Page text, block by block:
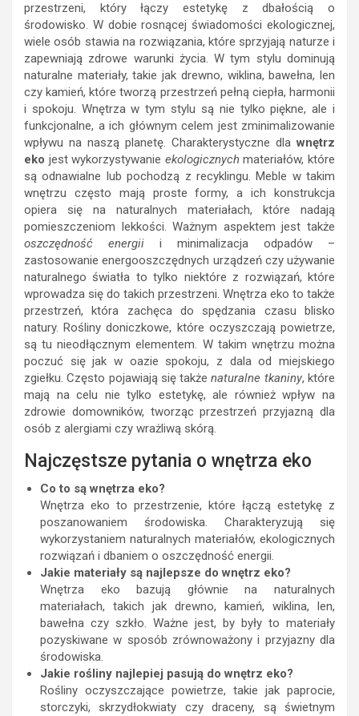
przestrzeni, który łączy estetykę z dbałością o
środowisko. W dobie rosnącej świadomości ekologicznej,
wiele osób stawia na rozwiązania, które sprzyjają naturze i
zapewniają zdrowe warunki życia. W tym stylu dominują
naturalne materiały, takie jak drewno, wiklina, bawełna, len
czy kamień, które tworzą przestrzeń pełną ciepła, harmonii
i spokoju. Wnętrza w tym stylu są nie tylko piękne, ale i
funkcjonalne, a ich głównym celem jest zminimalizowanie
wpływu na naszą planetę. Charakterystyczne dlawnętrz
eko jest wykorzystywanie ekologicznychmateriałów, które
są odnawialne lub pochodzą z recyklingu. Meble w takim
wnętrzu często mają proste formy, a ich konstrukcja
opiera się na naturalnych materiałach, które nadają
pomieszczeniom lekkości. Ważnym aspektem jest także
oszczędność energii i minimalizacja odpadów –
zastosowanie energooszczędnych urządzeń czy używanie
naturalnego światła to tylko niektóre z rozwiązań, które
wprowadza się do takich przestrzeni. Wnętrza eko to także
przestrzeń, która zachęca do spędzania czasu blisko
natury. Rośliny doniczkowe, które oczyszczają powietrze,
są tu nieodłącznym elementem. W takim wnętrzu można
poczuć się jak w oazie spokoju, z dala od miejskiego
zgiełku. Często pojawiają się takżenaturalne tkaniny, które
mają na celu nie tylko estetykę, ale również wpływ na
zdrowie domowników, tworząc przestrzeń przyjazną dla
osób z alergiami czy wrażliwą skórą.
Najczęstsze pytania o wnętrza eko
Co to są wnętrza eko?
Wnętrza eko to przestrzenie, które łączą estetykę z
poszanowaniem środowiska. Charakteryzują się
wykorzystaniem naturalnych materiałów, ekologicznych
rozwiązań i dbaniem o oszczędność energii.
Jakie materiały są najlepsze do wnętrz eko?
Wnętrza eko bazują głównie na naturalnych
materiałach, takich jak drewno, kamień, wiklina, len,
bawełna czy szkło. Ważne jest, by były to materiały
pozyskiwane w sposób zrównoważony i przyjazny dla
środowiska.
Jakie rośliny najlepiej pasują do wnętrz eko?
Rośliny oczyszczające powietrze, takie jak paprocie,
storczyki, skrzydłokwiaty czy draceny, są świetnym